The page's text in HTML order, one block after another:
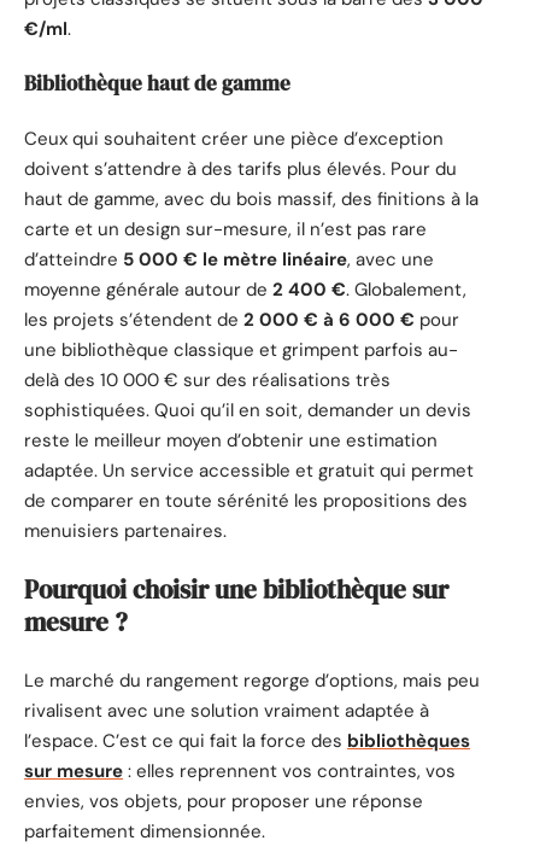
€/ml.
Bibliothèque haut de gamme
Ceux qui souhaitent créer une pièce d’exception
doivent s’attendre à des tarifs plus élevés. Pour du
haut de gamme, avec du bois massif, des finitions à la
carte et un design sur-mesure, il n’est pas rare
d’atteindre 5 000 € le mètre linéaire, avec une
moyenne générale autour de 2 400 €. Globalement,
les projets s’étendent de 2 000 € à 6 000 € pour
une bibliothèque classique et grimpent parfois au-
delà des 10 000 € sur des réalisations très
sophistiquées. Quoi qu’il en soit, demander un devis
reste le meilleur moyen d’obtenir une estimation
adaptée. Un service accessible et gratuit qui permet
de comparer en toute sérénité les propositions des
menuisiers partenaires.
Pourquoi choisir une bibliothèque sur
mesure ?
Le marché du rangement regorge d’options, mais peu
rivalisent avec une solution vraiment adaptée à
l’espace. C’est ce qui fait la force des bibliothèques
sur mesure : elles reprennent vos contraintes, vos
envies, vos objets, pour proposer une réponse
parfaitement dimensionnée.